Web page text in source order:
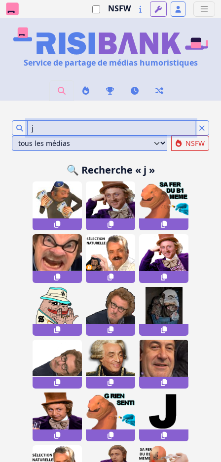
NSFW
Service de partage de médias humoristiques
NSFW
🔍 Recherche « j »